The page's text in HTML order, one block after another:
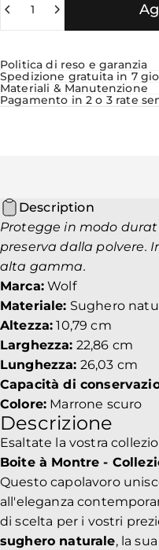
Politica di reso e garanzia
Spedizione gratuita in 7
Materiali & Manutenzione
Pagamento in 2 o 3 rate
Description
Protegge in modo
preserva dalla polvere.
alta gamma.
Marca:Wolf
Materiale: Sughero
Altezza: 10,79 cm
Larghezza: 22,86 cm
Lunghezza: 26,03 cm
Capacità di
Colore: Marrone scuro
Descrizione
Esaltate la vostra
Boite à Montre -
Questo capolavoro
all'eleganza
di scelta per i vostri
sughero naturale, la